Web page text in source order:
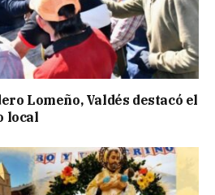
Lomeño, Valdés destacó el
local